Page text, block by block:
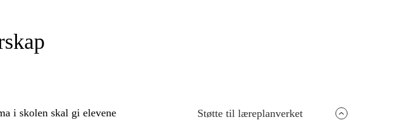
Støtte til læreplanverket
i skolen skal gi elevene